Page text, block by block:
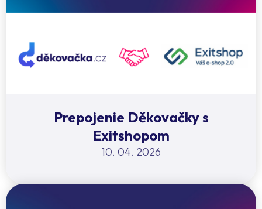
Prepojenie Děkovačky s
Exitshopom
10. 04. 2026